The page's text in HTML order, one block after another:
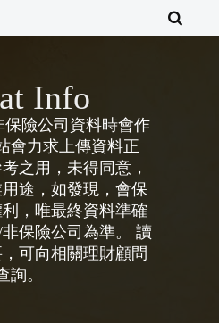
Info
保險公司資料時會作
會力求上傳資料正
之用，未得同意，
途，如發現，會保
，唯最終資料準確
保險公司為準。 讀
可向相關理財顧問
詢。